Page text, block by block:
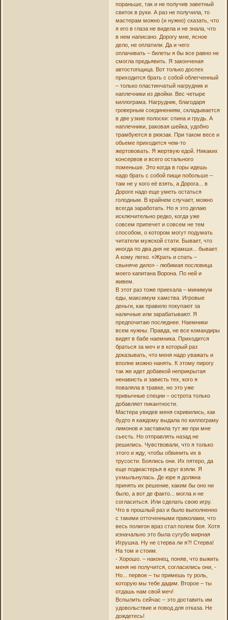
пораньше, так и не получив заветный
свиток в руки. А раз не получила, то
мастерам можно (и нужно) сказать, что
я его в глаза не видела и не знала, что
в нем написано. Дорогу мне, ясное
дело, не оплатили. Да и чего
оплачивать – билеты я бы все равно не
смогла предьявить. Я законченая
автостопщица. Вот только доспех
приходится брать с собой облегченный
– только пластинчатый нагрудник и
наплечники из двойки. Вес четыре
киллограма. Нагрудник, благодаря
гроверным соединениям, складывается
в две узкие полоски: спина и грудь. А
наплечники, раковая шейка, удобно
трамбуются в рюкзак. При таком весе и
обьеме приходится чем-то
жертововать. Я жертвую едой. Никаких
консервов и всего остального
поменьше. Это когда в горы идешь
надо брать с собой пищи побольше –
там не у кого её взять, а Дорога... в
Дороге надо еще уметь остаться
голодным. В крайнем случает, можно
всегда заработать. Но я это делаю
исключительно редко, когда уже
совсем припечет и совсем не тем
способом, о котором могут подумать
читатели мужской стати. Бывает, что
иногда по два дня не жрамши... бывает.
А кому легко. «Жрать и спать –
свыняче дило» - любимая пословица
моего капитана Ворона. По ней и
живем.
В этот раз тоже приехала – минимум
еды, максимум хамства. Игровые
деньги, как правило покупают за
наличные или зарабатывают. Я
предпочитаю последнее. Наемники
всем нужны. Правда, не все командиры
видят в бабе наемника. Приходится
браться за меч и в который раз
доказывать, что меня надо уважать и
вполне можно нанять. К этому пирогу
так же идет добавкой неприкрытая
ненависть и зависть тех, кого я
поваляла в травке, но это уже
привычные специи – острота только
добавляет пикантности.
Мастера увидев меня скривились, как
будто я каждому выдала по киллограму
лимонов и заставила тут же при мне
сьесть. Но отправлять назад не
решились. Чувствовали, что я только
этого и жду, чтобы обвинить их в
трусости. Боялись они. Их пятеро, да
еще подмастерья в круг взяли. Я
ухмыльнулась. Де юре я должна
принять их решение, каким бы оно ни
было, а вот де факто... могла и не
согласиться. Или сделать свою игру.
Что в прошлый раз и было выполненно
с такими отточенными приколами, что
весь полигон враз стал полем боя. Хотя
изначально это была сугубо мирная
Игрушка. Ну не стерва ли я?! Стерва!
На том и стоим.
- Хорошо. – наконец, поняв, что выжить
меня не получится, согласились они, -
Но... первое – ты примешь ту роль,
которую мы тебе дадим. Второе – ты
отдашь нам свой меч!
Вспылить сейчас – это доставить им
удовольствие и повод для отказа. Не
дождетесь!